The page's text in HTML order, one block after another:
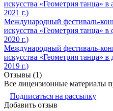
искусства «Геометрия танца»
2021 г.)
Международный фестиваль-
искусства «Геометрия танца»
2020 г.)
Международный фестиваль-
искусства «Геометрия танца» в
2019 г.)
Отзывы (1)
Все лицензионные материалы
Подписаться на рассылку
Добавить отзыв